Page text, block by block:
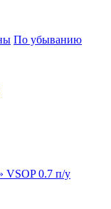
По убыванию
VSOP 0.7 п/у